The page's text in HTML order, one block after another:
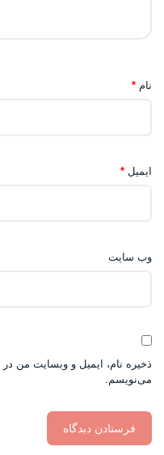
نام *
ایمیل *
وب‌ سایت
ذخیره نام، ایمیل و وبسایت من در
می‌نویسم.